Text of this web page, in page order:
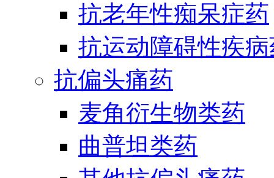
抗老年性痴呆症药
抗运动障碍性疾
抗偏头痛药
麦角衍生物类药
曲普坦类药